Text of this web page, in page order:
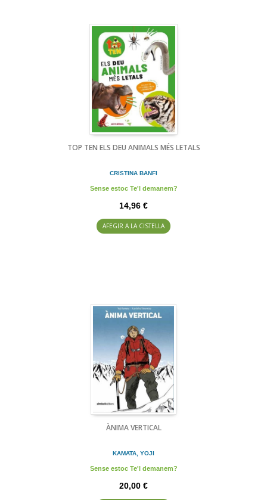
TOP TEN ELS DEU ANIMALS MÉS LETALS
CRISTINA BANFI
Sense estoc Te'l demanem?
14,96 €
AFEGIR A LA CISTELLA
ÀNIMA VERTICAL
KAMATA, YOJI
Sense estoc Te'l demanem?
20,00 €